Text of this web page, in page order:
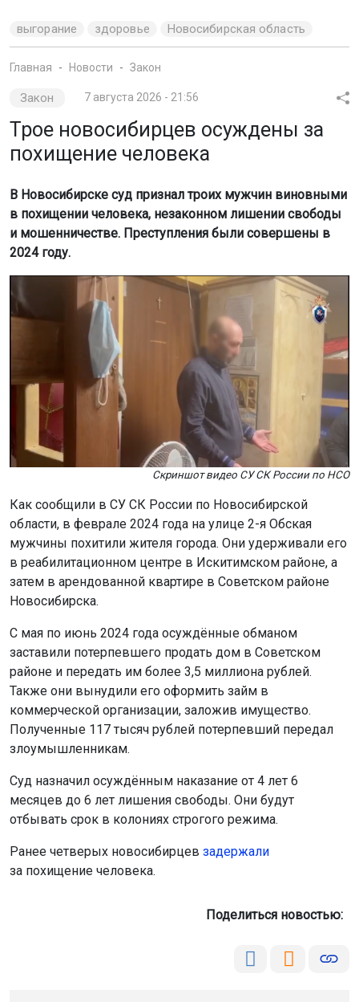
выгорание здоровье Новосибирская область
Главная Новости Закон
Закон 7 августа 2026 - 21:56
Трое новосибирцев осуждены за
похищение человека
В Новосибирске суд признал троих мужчин виновными
в похищении человека, незаконном лишении свободы
и мошенничестве. Преступления были совершены в
2024 году.
Скриншот видео СУ СК России по НСО
Как сообщили в СУ СК России по Новосибирской
области, в феврале 2024 года на улице 2-я Обская
мужчины похитили жителя города. Они удерживали его
в реабилитационном центре в Искитимском районе, а
затем в арендованной квартире в Советском районе
Новосибирска.
С мая по июнь 2024 года осуждённые обманом
заставили потерпевшего продать дом в Советском
районе и передать им более 3,5 миллиона рублей.
Также они вынудили его оформить займ в
коммерческой организации, заложив имущество.
Полученные 117 тысяч рублей потерпевший передал
злоумышленникам.
Суд назначил осуждённым наказание от 4 лет 6
месяцев до 6 лет лишения свободы. Они будут
отбывать срок в колониях строгого режима.
Ранее четверых новосибирцев задержали
за похищение человека.
Поделиться новостью: